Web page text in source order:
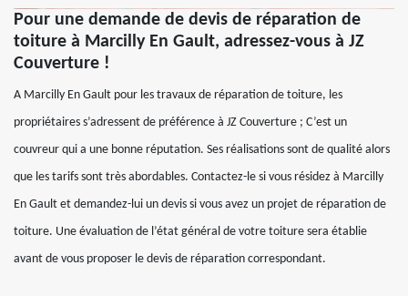
Pour une demande de devis de réparation de
toiture à Marcilly En Gault, adressez-vous à JZ
Couverture !
A Marcilly En Gault pour les travaux de réparation de toiture, les
propriétaires s’adressent de préférence à JZ Couverture ; C’est un
couvreur qui a une bonne réputation. Ses réalisations sont de qualité alors
que les tarifs sont très abordables. Contactez-le si vous résidez à Marcilly
En Gault et demandez-lui un devis si vous avez un projet de réparation de
toiture. Une évaluation de l’état général de votre toiture sera établie
avant de vous proposer le devis de réparation correspondant.